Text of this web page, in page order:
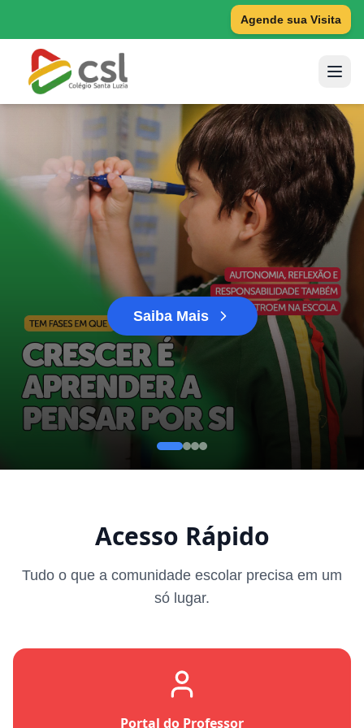
Agende sua Visita
Saiba Mais
Acesso Rápido
Tudo o que a comunidade escolar precisa em um
só lugar.
Portal do Professor